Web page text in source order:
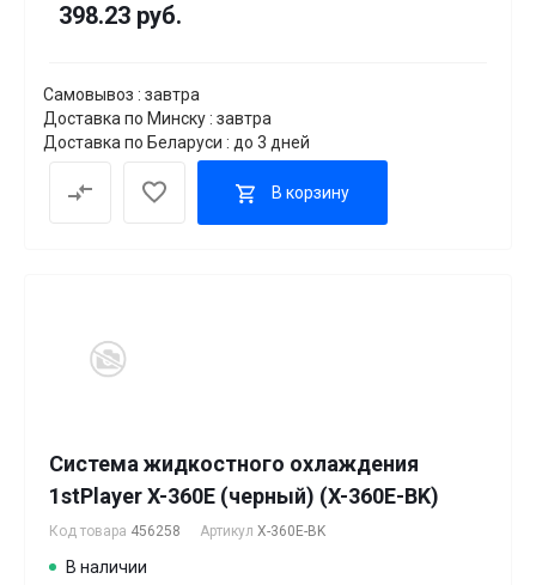
398.23 руб.
Самовывоз : завтра
Доставка по Минску : завтра
Доставка по Беларуси : до 3 дней
В корзину
Система жидкостного охлаждения
1stPlayer X-360E (черный) (X-360E-BK)
Код товара 456258 Артикул X-360E-BK
В наличии